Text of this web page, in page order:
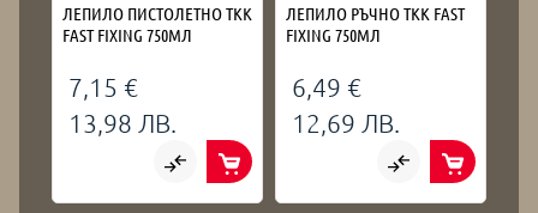
ЛЕПИЛО ПИСТОЛЕТНО TKK
FAST FIXING 750МЛ
7,15 €
13,98 ЛВ.
ЛЕПИЛО РЪЧНО TKK FAST
FIXING 750МЛ
6,49 €
12,69 ЛВ.